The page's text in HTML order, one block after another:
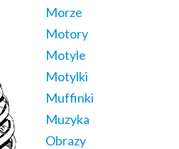
Morze
Motory
Motyle
Motylki
Muffinki
Muzyka
Obrazy